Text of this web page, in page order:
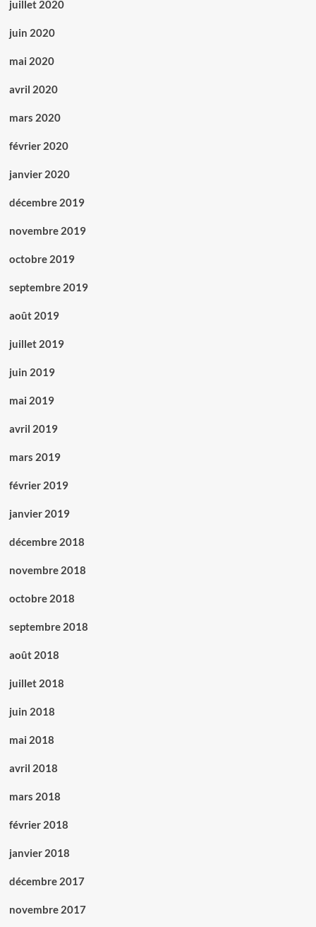
juillet 2020
juin 2020
mai 2020
avril 2020
mars 2020
février 2020
janvier 2020
décembre 2019
novembre 2019
octobre 2019
septembre 2019
août 2019
juillet 2019
juin 2019
mai 2019
avril 2019
mars 2019
février 2019
janvier 2019
décembre 2018
novembre 2018
octobre 2018
septembre 2018
août 2018
juillet 2018
juin 2018
mai 2018
avril 2018
mars 2018
février 2018
janvier 2018
décembre 2017
novembre 2017